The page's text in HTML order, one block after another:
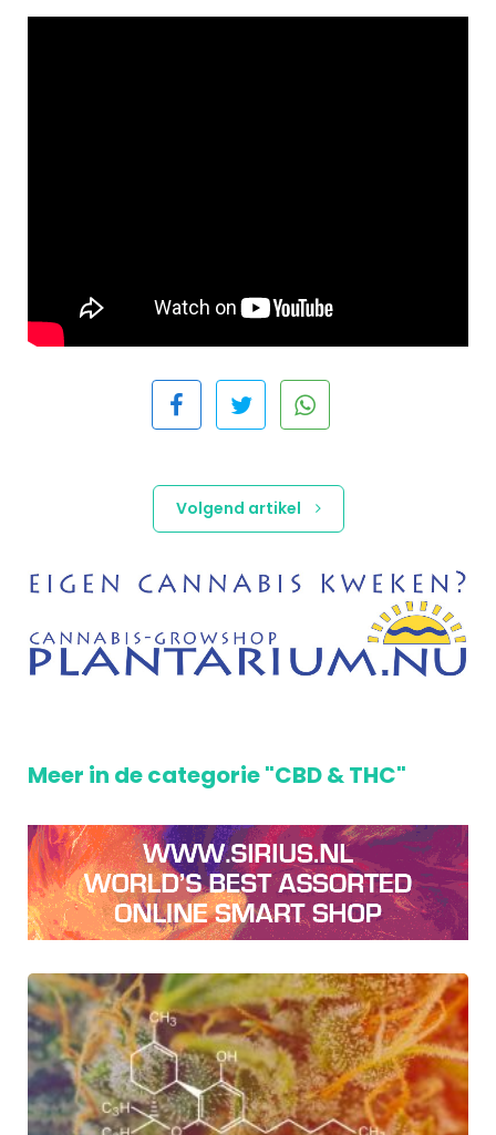
Volgend artikel
Meer in de categorie "CBD & THC"